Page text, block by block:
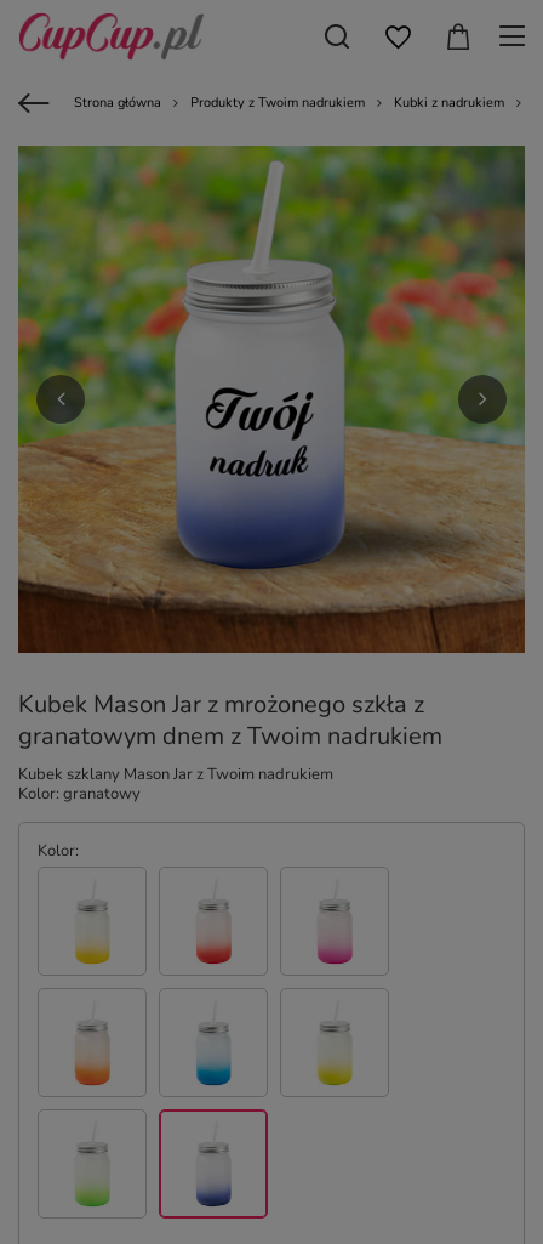
Strona główna Produkty z Twoim nadrukiem Kubki z nadrukiem
Kubek Mason Jar z mrożonego szkła z
granatowym dnem z Twoim nadrukiem
Kubek szklany Mason Jar z Twoim nadrukiem
Kolor: granatowy
Kolor